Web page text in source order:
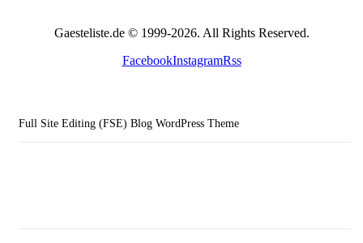
Gaesteliste.de © 1999-2026. All Rights Reserved.
FacebookInstagramRss
Full Site Editing (FSE) Blog WordPress Theme